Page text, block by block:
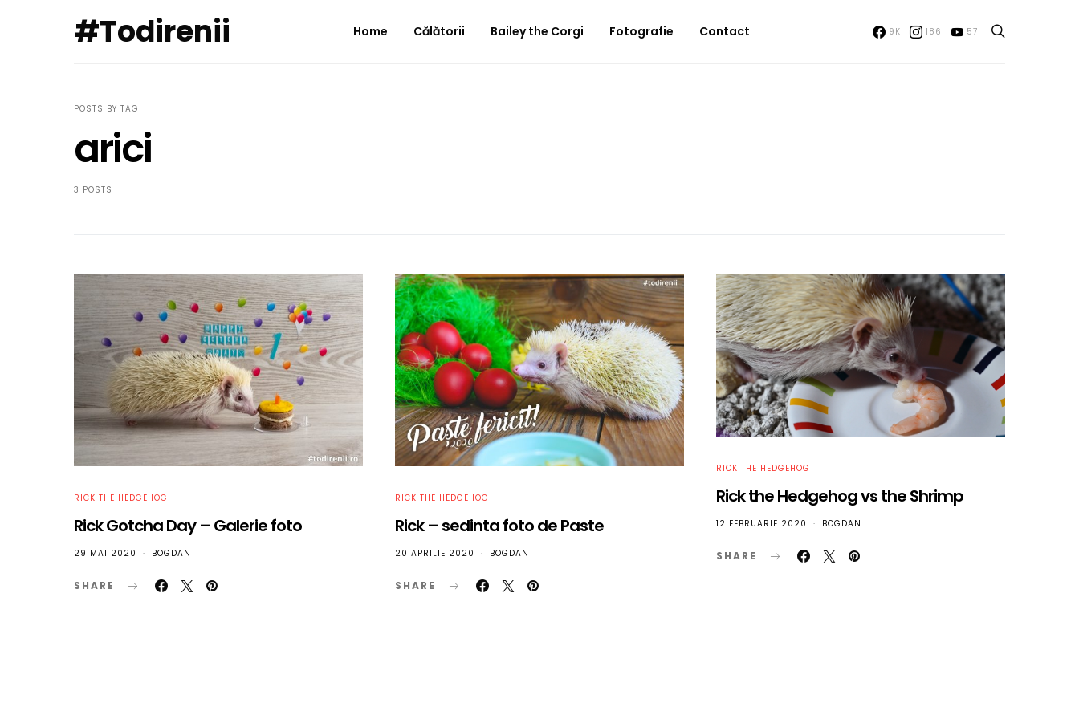
#Todirenii Home Călătorii Bailey the Corgi Fotografie Contact 9K 186 57
POSTS BY TAG
arici
3 POSTS
RICK THE HEDGEHOG
Rick Gotcha Day – Galerie foto
29 MAI 2020 BOGDAN
SHARE
RICK THE HEDGEHOG
Rick – sedinta foto de Paste
20 APRILIE 2020 BOGDAN
SHARE
RICK THE HEDGEHOG
Rick the Hedgehog vs the Shrimp
12 FEBRUARIE 2020 BOGDAN
SHARE